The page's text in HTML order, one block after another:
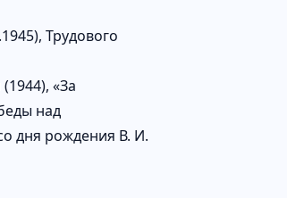
Трудового
«За
над
дня рождения В. И.